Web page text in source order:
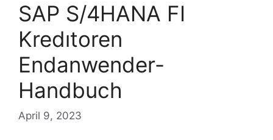
SAP S/4HANA FI
Kredıtoren
Endanwender-
Handbuch
April 9, 2023